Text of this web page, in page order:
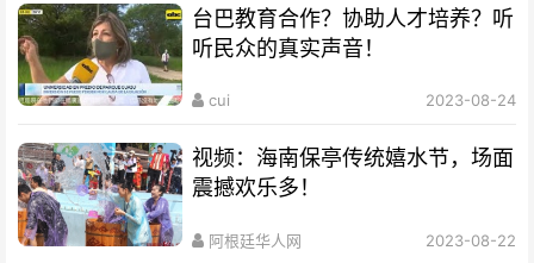
台巴教育合作？协助人才培养？听
听民众的真实声音！
cui 2023-08-24
视频：海南保亭传统嬉水节，场面
震撼欢乐多！
阿根廷华人网 2023-08-22